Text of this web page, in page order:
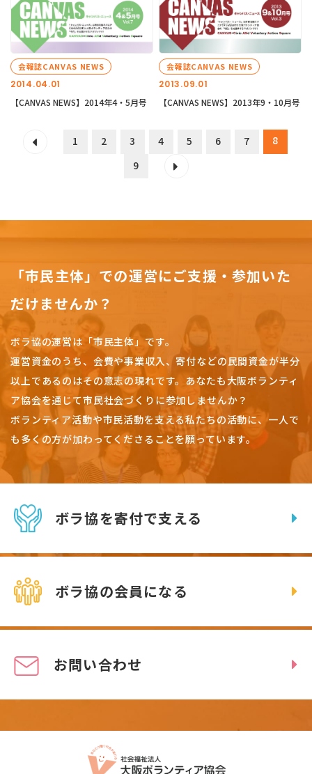
2014.04.01
会報誌CANVAS NEWS
【CANVAS NEWS】2014年4・5月号
2013.09.01
会報誌CANVAS NEWS
【CANVAS NEWS】2013年9・10月号
1 2 3 4 5 6 7
8
9
「市民主体」での運営にご支援・参加いた
だけませんか？
ボラ協の運営は「市民主体」です。
運営資金のうち、会費や事業収入、寄付などの民間資金が半分
以上であるのはその意志の現れです。 あなたも大阪ボランティ
ア協会を通じて市民社会づくりに参加しませんか？
ボランティア活動や市民活動を支える私たちの活動に、一人で
も多くの方が加わってくださることを願っています。
ボラ協を寄付で支える
ボラ協の会員になる
お問い合わせ